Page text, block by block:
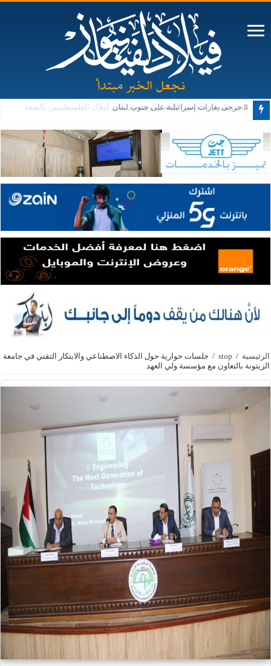
8 جرحى بغارات إسرائيلية على جنوب لبنان
الرئيسية /
stop
/ جلسات حوارية حول الذكاء الاصطناعي والابتكار التقني في جامعة
الزيتونة بالتعاون مع مؤسسة ولي العهد